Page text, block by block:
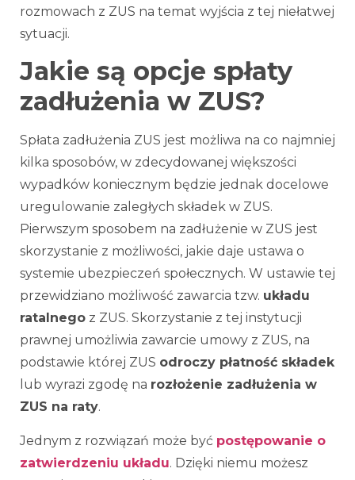
rozmowach z ZUS na temat wyjścia z tej niełatwej
sytuacji.
Jakie są opcje spłaty
zadłużenia w ZUS?
Spłata zadłużenia ZUS jest możliwa na co najmniej
kilka sposobów, w zdecydowanej większości
wypadków koniecznym będzie jednak docelowe
uregulowanie zaległych składek w ZUS.
Pierwszym sposobem na zadłużenie w ZUS jest
skorzystanie z możliwości, jakie daje ustawa o
systemie ubezpieczeń społecznych. W ustawie tej
przewidziano możliwość zawarcia tzw. układu
ratalnego z ZUS. Skorzystanie z tej instytucji
prawnej umożliwia zawarcie umowy z ZUS, na
podstawie której ZUS odroczy płatność składek
lub wyrazi zgodę na rozłożenie zadłużenia w
ZUS na raty.
Jednym z rozwiązań może być postępowanie o
zatwierdzeniu układu. Dzięki niemu możesz